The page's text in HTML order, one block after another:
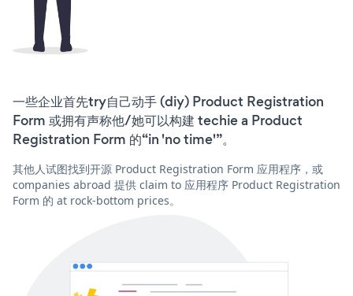
一些企业首先try自己动手 (diy) Product Registration
Form 或拥有声称他/她可以构建 techie a Product
Registration Form 的“in 'no time'”。
其他人试图找到开源 Product Registration Form 应用程序，或
companies abroad 提供 claim to 应用程序 Product Registration
Form 的 at rock-bottom prices。